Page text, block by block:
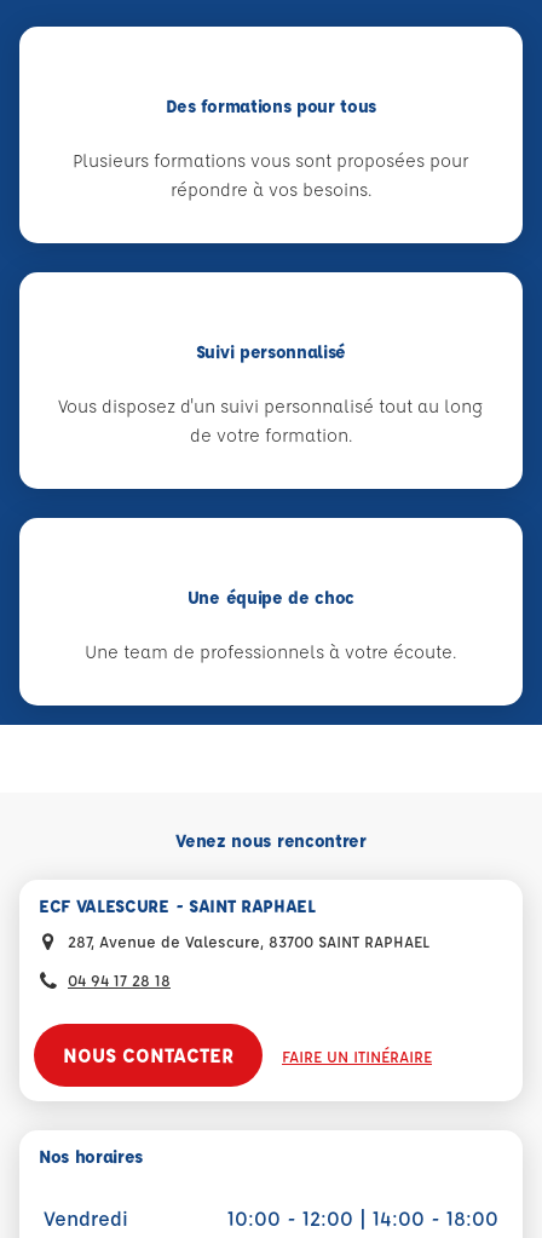
Des formations pour tous
Plusieurs formations vous sont proposées pour
répondre à vos besoins.
Suivi personnalisé
Vous disposez d'un suivi personnalisé tout au long
de votre formation.
Une équipe de choc
Une team de professionnels à votre écoute.
Venez nous rencontrer
ECF VALESCURE - SAINT RAPHAEL
287, Avenue de Valescure, 83700 SAINT RAPHAEL
04 94 17 28 18
NOUS CONTACTER FAIRE UN ITINÉRAIRE
Nos horaires
Vendredi 10:00 - 12:00 | 14:00 - 18:00